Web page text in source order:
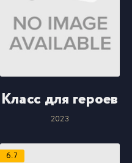
клинков
Класс для героев
2023
6.7